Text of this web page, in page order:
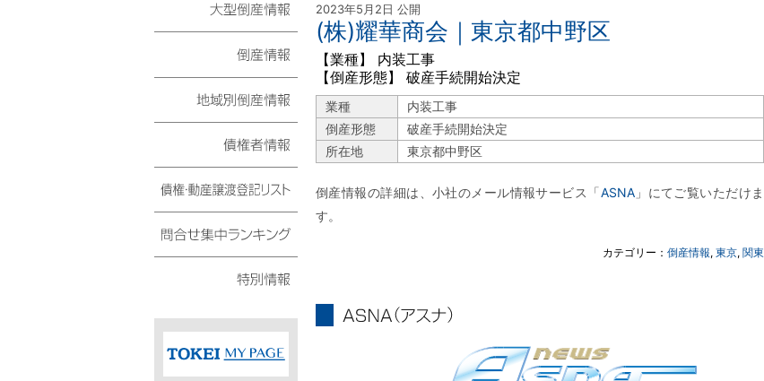
2023年5月2日 公開
(株)耀華商会｜東京都中野区
【業種】 内装工事
【倒産形態】 破産手続開始決定
業種
内装工事
倒産形態
破産手続開始決定
所在地
東京都中野区
倒産情報の詳細は、小社のメール情報サービス「ASNA」にてご覧いただけま
す。
カテゴリー： 倒産情報, 東京, 関東
スト